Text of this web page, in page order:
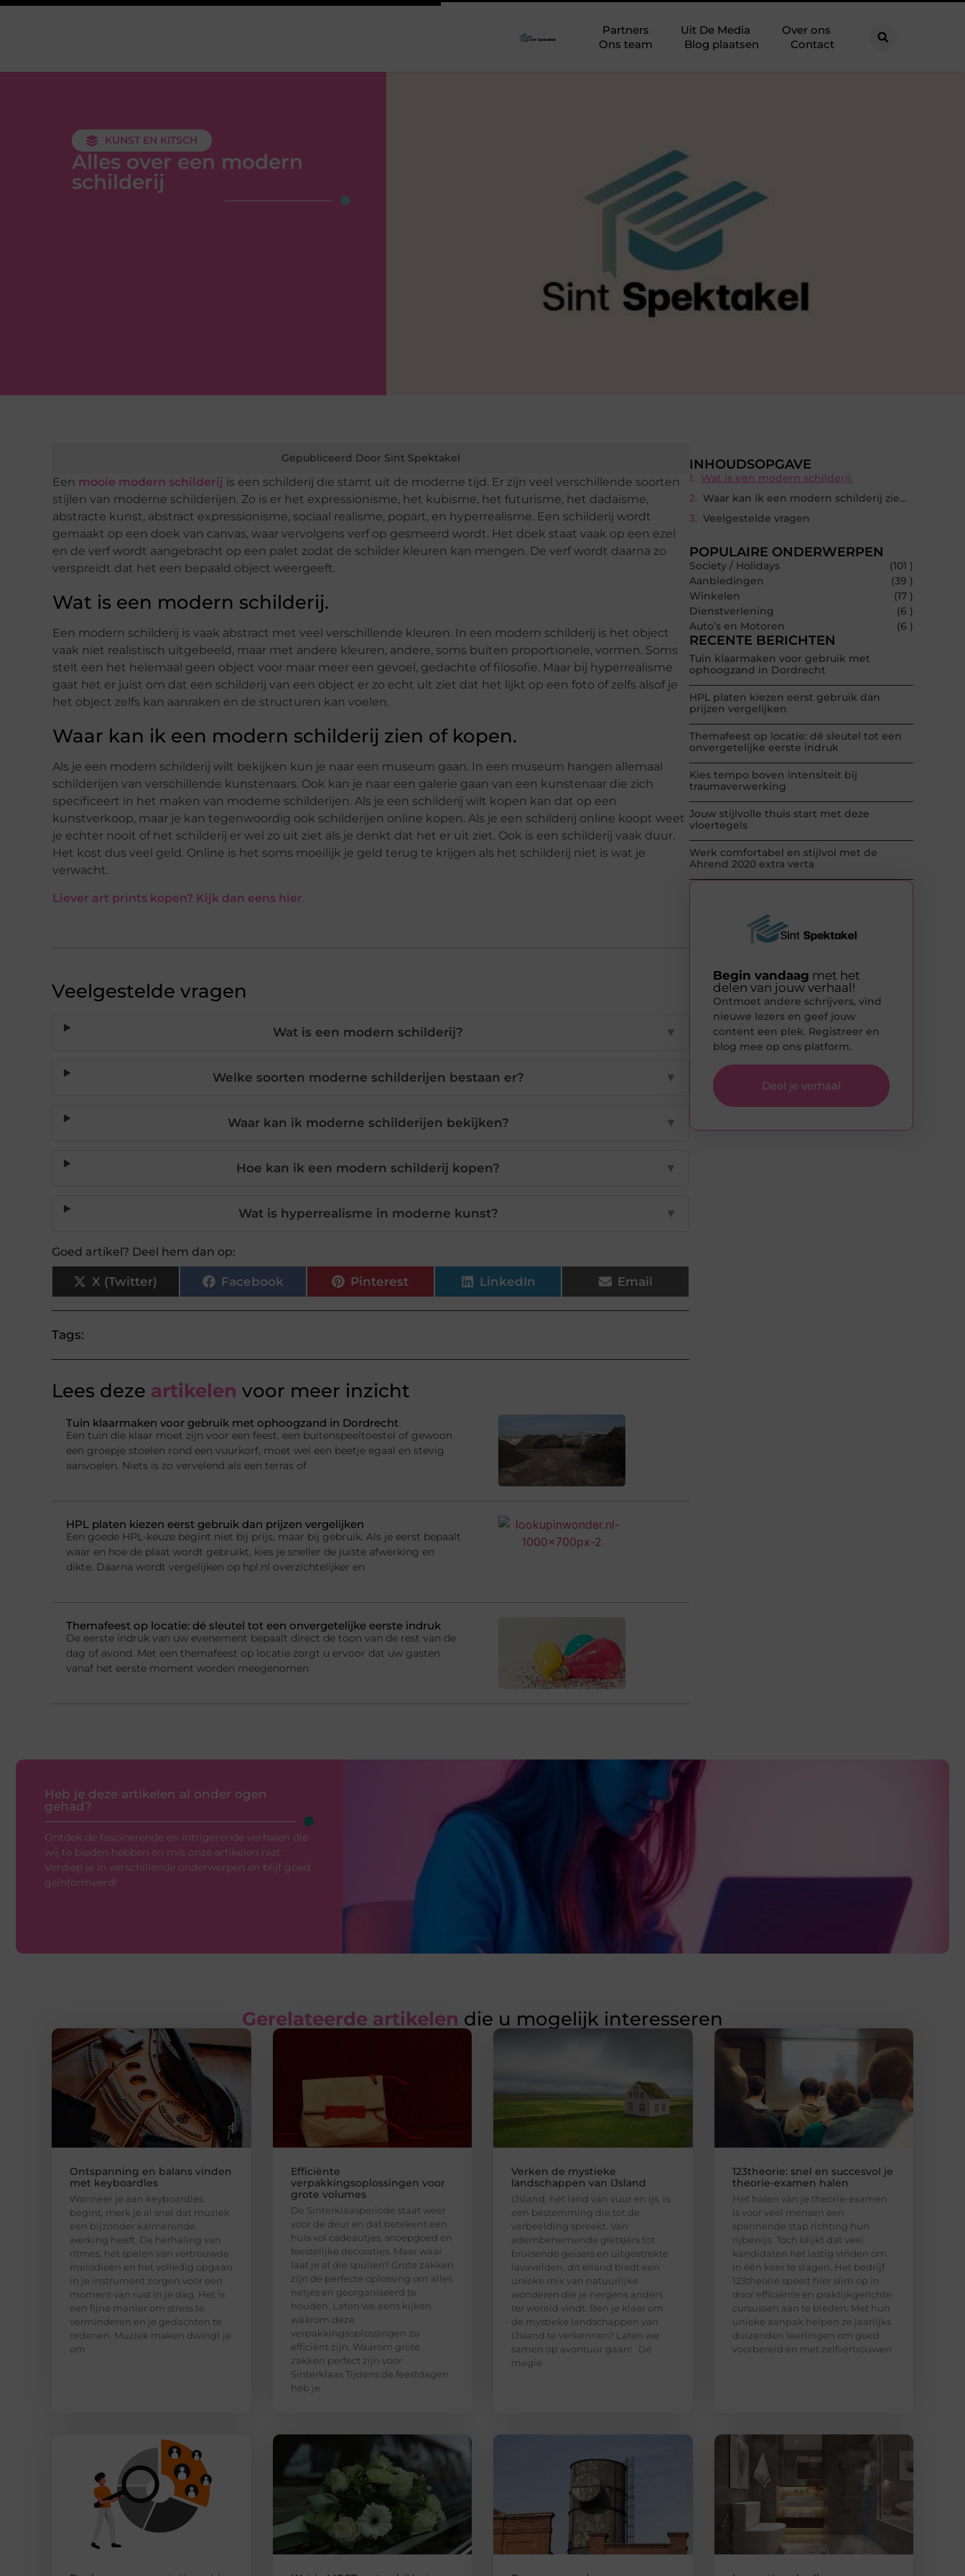
Partners Uit De Media
Over ons
Ons team
Blog plaatsen Contact
KUNST EN KITSCH
Alles over een modern
schilderij
Gepubliceerd Door Sint Spektakel
Een mooie modern schilderij is een schilderij die stamt uit de moderne tijd. Er zijn veel verschillende soorten
stijlen van moderne schilderijen. Zo is er het expressionisme, het kubisme, het futurisme, het dadaïsme,
abstracte kunst, abstract expressionisme, sociaal realisme, popart, en hyperrealisme. Een schilderij wordt
gemaakt op een doek van canvas, waar vervolgens verf op gesmeerd wordt. Het doek staat vaak op een ezel
en de verf wordt aangebracht op een palet zodat de schilder kleuren kan mengen. De verf wordt daarna zo
verspreidt dat het een bepaald object weergeeft.
Wat is een modern schilderij.
Een modern schilderij is vaak abstract met veel verschillende kleuren. In een modern schilderij is het object
vaak niet realistisch uitgebeeld, maar met andere kleuren, andere, soms buiten proportionele, vormen. Soms
stelt een het helemaal geen object voor maar meer een gevoel, gedachte of filosofie. Maar bij hyperrealisme
gaat het er juist om dat een schilderij van een object er zo echt uit ziet dat het lijkt op een foto of zelfs alsof je
het object zelfs kan aanraken en de structuren kan voelen.
Waar kan ik een modern schilderij zien of kopen.
Als je een modern schilderij wilt bekijken kun je naar een museum gaan. In een museum hangen allemaal
schilderijen van verschillende kunstenaars. Ook kan je naar een galerie gaan van een kunstenaar die zich
specificeert in het maken van moderne schilderijen. Als je een schilderij wilt kopen kan dat op een
kunstverkoop, maar je kan tegenwoordig ook schilderijen online kopen. Als je een schilderij online koopt weet
je echter nooit of het schilderij er wel zo uit ziet als je denkt dat het er uit ziet. Ook is een schilderij vaak duur.
Het kost dus veel geld. Online is het soms moeilijk je geld terug te krijgen als het schilderij niet is wat je
verwacht.
Liever art prints kopen? Kijk dan eens hier.
Veelgestelde vragen
Wat is een modern schilderij? ▼
Welke soorten moderne schilderijen bestaan er? ▼
Waar kan ik moderne schilderijen bekijken? ▼
Hoe kan ik een modern schilderij kopen? ▼
Wat is hyperrealisme in moderne kunst? ▼
Goed artikel? Deel hem dan op:
X (Twitter) Facebook Pinterest LinkedIn Email
Tags:
Lees deze artikelen voor meer inzicht
Tuin klaarmaken voor gebruik met ophoogzand in Dordrecht
Een tuin die klaar moet zijn voor een feest, een buitenspeeltoestel of gewoon
een groepje stoelen rond een vuurkorf, moet wel een beetje egaal en stevig
aanvoelen. Niets is zo vervelend als een terras of
HPL platen kiezen eerst gebruik dan prijzen vergelijken
Een goede HPL-keuze begint niet bij prijs, maar bij gebruik. Als je eerst bepaalt
waar en hoe de plaat wordt gebruikt, kies je sneller de juiste afwerking en
dikte. Daarna wordt vergelijken op hpl.nl overzichtelijker en
Themafeest op locatie: dé sleutel tot een onvergetelijke eerste indruk
De eerste indruk van uw evenement bepaalt direct de toon van de rest van de
dag of avond. Met een themafeest op locatie zorgt u ervoor dat uw gasten
vanaf het eerste moment worden meegenomen
INHOUDSOPGAVE
Wat is een modern schilderij.
Waar kan ik een modern schilderij zien of kopen.
Veelgestelde vragen
POPULAIRE ONDERWERPEN
Society / Holidays
(101 )
Aanbiedingen
(39 )
Winkelen
(17 )
Dienstverlening
(6 )
Auto’s en Motoren
(6 )
RECENTE BERICHTEN
Tuin klaarmaken voor gebruik met
ophoogzand in Dordrecht
HPL platen kiezen eerst gebruik dan
prijzen vergelijken
Themafeest op locatie: dé sleutel tot een
onvergetelijke eerste indruk
Kies tempo boven intensiteit bij
traumaverwerking
Jouw stijlvolle thuis start met deze
vloertegels
Werk comfortabel en stijlvol met de
Ahrend 2020 extra verta
Begin vandaag met het
delen van jouw verhaal!
Ontmoet andere schrijvers, vind
nieuwe lezers en geef jouw
content een plek. Registreer en
blog mee op ons platform.
Deel je verhaal
Heb je deze artikelen al onder ogen
gehad?
Ontdek de fascinerende en intrigerende verhalen die
wij te bieden hebben en mis onze artikelen niet.
Verdiep je in verschillende onderwerpen en blijf goed
geïnformeerd!
Gerelateerde artikelen die u mogelijk interesseren
Ontspanning en balans vinden
met keyboardles
Wanneer je aan keyboardles
begint, merk je al snel dat muziek
een bijzonder kalmerende
werking heeft. De herhaling van
ritmes, het spelen van vertrouwde
melodieën en het volledig opgaan
in je instrument zorgen voor een
moment van rust in je dag. Het is
een fijne manier om stress te
verminderen en je gedachten te
ordenen. Muziek maken dwingt je
om
Efficiënte
verpakkingsoplossingen voor
grote volumes
De Sinterklaasperiode staat weer
voor de deur en dat betekent een
huis vol cadeautjes, snoepgoed en
feestelijke decoraties. Maar waar
laat je al die spullen? Grote zakken
zijn de perfecte oplossing om alles
netjes en georganiseerd te
houden. Laten we eens kijken
waarom deze
verpakkingsoplossingen zo
efficiënt zijn. Waarom grote
zakken perfect zijn voor
Sinterklaas Tijdens de feestdagen
heb je
Verken de mystieke
landschappen van IJsland
IJsland, het land van vuur en ijs, is
een bestemming die tot de
verbeelding spreekt. Van
adembenemende gletsjers tot
bruisende geisers en uitgestrekte
lavavelden, dit eiland biedt een
unieke mix van natuurlijke
wonderen die je nergens anders
ter wereld vindt. Ben je klaar om
de mystieke landschappen van
IJsland te verkennen? Laten we
samen op avontuur gaan! De
magie
123theorie: snel en succesvol je
theorie-examen halen
Het halen van je theorie-examen
is voor veel mensen een
spannende stap richting hun
rijbewijs. Toch blijkt dat veel
kandidaten het lastig vinden om
in één keer te slagen. Het bedrijf
123theorie speelt hier slim op in
door efficiënte en praktijkgerichte
cursussen aan te bieden. Met hun
unieke aanpak helpen ze jaarlijks
duizenden leerlingen om goed
voorbereid en met zelfvertrouwen